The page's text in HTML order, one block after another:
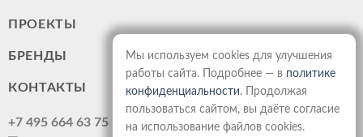
ПРОЕКТЫ
БРЕНДЫ
КОНТАКТЫ
+7 495 664 63 75
Мы используем cookies для улучшения
работы сайта. Подробнее — в политике
конфиденциальности. Продолжая
пользоваться сайтом, вы даёте согласие
на использование файлов cookies.